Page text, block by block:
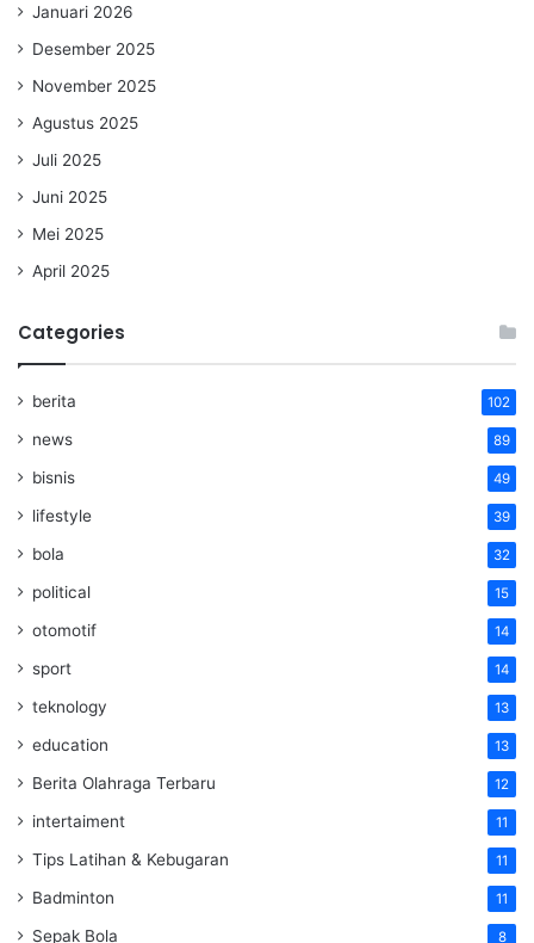
Januari 2026
Desember 2025
November 2025
Agustus 2025
Juli 2025
Juni 2025
Mei 2025
April 2025
Categories
berita 102
news 89
bisnis 49
lifestyle 39
bola 32
political 15
otomotif 14
sport 14
teknology 13
education 13
Berita Olahraga Terbaru 12
intertaiment 11
Tips Latihan & Kebugaran 11
Badminton 11
Sepak Bola 8